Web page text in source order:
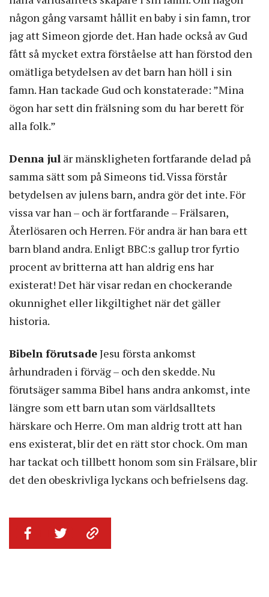
någon gång varsamt hållit en baby i sin famn, tror
jag att Simeon gjorde det. Han hade också av Gud
fått så mycket extra förståelse att han förstod den
omätliga betydelsen av det barn han höll i sin
famn. Han tackade Gud och konstaterade: ”Mina
ögon har sett din frälsning som du har berett för
alla folk.”
Denna jul är mänskligheten fortfarande delad på
samma sätt som på Simeons tid. Vissa förstår
betydelsen av julens barn, andra gör det inte. För
vissa var han – och är fortfarande – Frälsaren,
Återlösaren och Herren. För andra är han bara ett
barn bland andra. Enligt BBC:s gallup tror fyrtio
procent av britterna att han aldrig ens har
existerat! Det här visar redan en chockerande
okunnighet eller likgiltighet när det gäller
historia.
Bibeln förutsadeJesu första ankomst
århundraden i förväg – och den skedde. Nu
förutsäger samma Bibel hans andra ankomst, inte
längre som ett barn utan som världsalltets
härskare och Herre. Om man aldrig trott att han
ens existerat, blir det en rätt stor chock. Om man
har tackat och tillbett honom som sin Frälsare, blir
det den obeskrivliga lyckans och befrielsens dag.